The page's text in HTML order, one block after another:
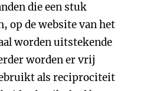
die een stuk
op de website van het
worden uitstekende
worden er vrij
als reciprociteit